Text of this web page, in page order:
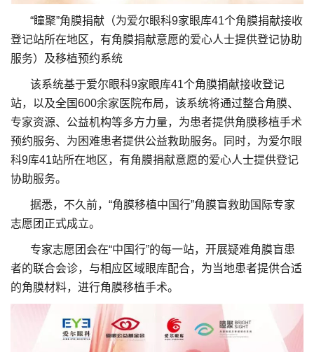
“瞳聚”角膜捐献（为爱尔眼科9家眼库41个角膜捐献接收
登记站所在地区，有角膜捐献意愿的爱心人士提供登记协助
服务）及移植预约系统
该系统基于爱尔眼科9家眼库41个角膜捐献接收登记
站，以及全国600余家医院布局，该系统将通过整合角膜、
专家资源、公益机构等多方力量，为患者提供角膜移植手术
预约服务、为困难患者提供公益救助服务。同时，为爱尔眼
科9库41站所在地区，有角膜捐献意愿的爱心人士提供登记
协助服务。
据悉，不久前，“角膜移植中国行”角膜盲救助国际专家
志愿团正式成立。
专家志愿团会在“中国行”的每一站，开展疑难角膜盲患
者的联合会诊，与相应区域眼库配合，为当地患者提供合适
的角膜材料，进行角膜移植手术。